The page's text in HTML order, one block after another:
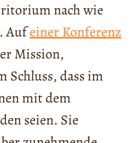
nach wie
Aufeiner Konferenz
Mission,
Schluss, dass im
mit dem
seien. Sie